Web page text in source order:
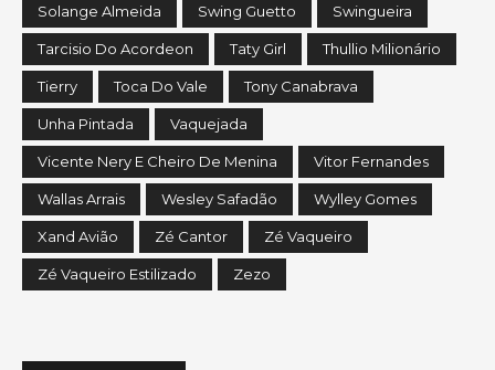
Solange Almeida Swing Guetto Swingueira
Tarcisio Do Acordeon Taty Girl Thullio Milionário
Tierry Toca Do Vale Tony Canabrava
Unha Pintada Vaquejada
Vicente Nery E Cheiro De Menina Vitor Fernandes
Wallas Arrais Wesley Safadão Wylley Gomes
Xand Avião Zé Cantor Zé Vaqueiro
Zé Vaqueiro Estilizado Zezo